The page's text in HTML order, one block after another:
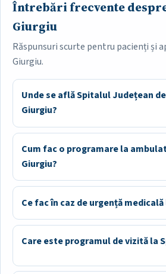
Întrebări frecvente
Giurgiu
Răspunsuri scurte pentru pacienți și
Giurgiu.
Unde se află Spitalul Județean
Giurgiu?
Cum fac o programare la
Giurgiu?
Ce fac în caz de urgență
Care este programul de vizită la